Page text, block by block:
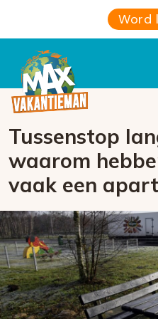
Word
Tussenstop
waarom
vaak een